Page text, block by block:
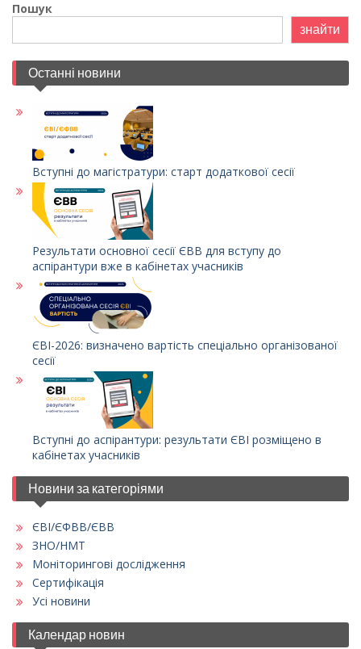
Пошук
знайти
Останні новини
Вступні до магістратури: старт додаткової сесії
Результати основної сесії ЄВВ для вступу до
аспірантури вже в кабінетах учасників
ЄВІ-2026: визначено вартість спеціально організованої
сесії
Вступні до аспірантури: результати ЄВІ розміщено в
кабінетах учасників
Новини за категоріями
ЄВІ/ЄФВВ/ЄВВ
ЗНО/НМТ
Моніторингові дослідження
Сертифікація
Усі новини
Календар новин